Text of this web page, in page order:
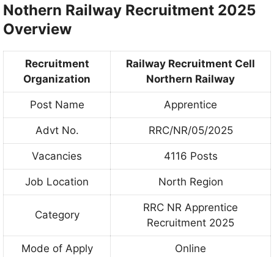
Nothern Railway Recruitment 2025
Overview
Recruitment
Organization
Railway Recruitment Cell
Northern Railway
Post Name Apprentice
Advt No. RRC/NR/05/2025
Vacancies 4116 Posts
Job Location North Region
Category
RRC NR Apprentice
Recruitment 2025
Mode of Apply Online